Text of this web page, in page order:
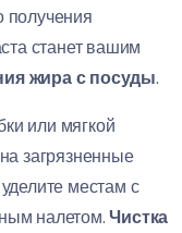
получения
станет вашим
жира с посуды.
или мягкой
загрязненные
местам с
налетом.Чистка